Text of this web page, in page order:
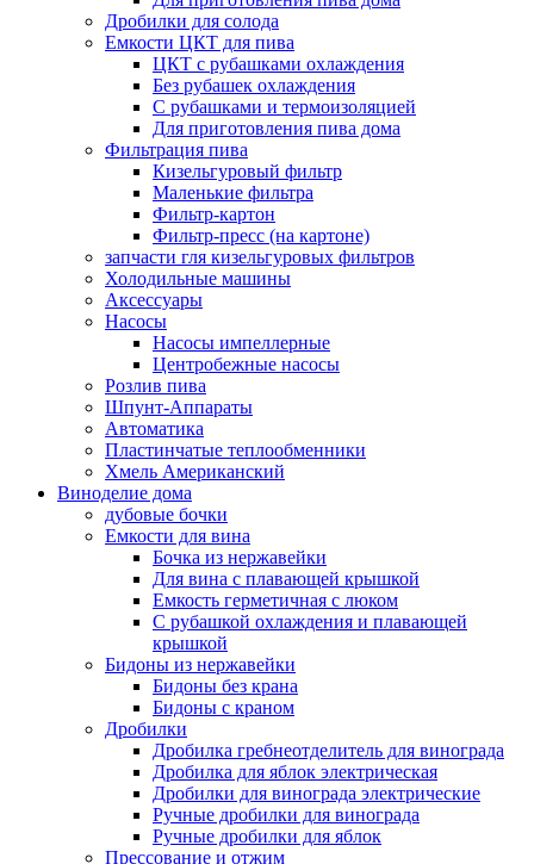
Дробилки для солода
Емкости ЦКТ для пива
ЦКТ с рубашками охлаждения
Без рубашек охлаждения
С рубашками и термоизоляцией
Для приготовления пива дома
Фильтрация пива
Кизельгуровый фильтр
Маленькие фильтра
Фильтр-картон
Фильтр-пресс (на картоне)
запчасти гля кизельгуровых фильтров
Холодильные машины
Аксессуары
Насосы
Насосы импеллерные
Центробежные насосы
Розлив пива
Шпунт-Аппараты
Автоматика
Пластинчатые теплообменники
Хмель Американский
Виноделие дома
дубовые бочки
Емкости для вина
Бочка из нержавейки
Для вина с плавающей крышкой
Емкость герметичная с люком
С рубашкой охлаждения и плавающей
крышкой
Бидоны из нержавейки
Бидоны без крана
Бидоны с краном
Дробилки
Дробилка гребнеотделитель для винограда
Дробилка для яблок электрическая
Дробилки для винограда электрические
Ручные дробилки для винограда
Ручные дробилки для яблок
Прессование и отжим